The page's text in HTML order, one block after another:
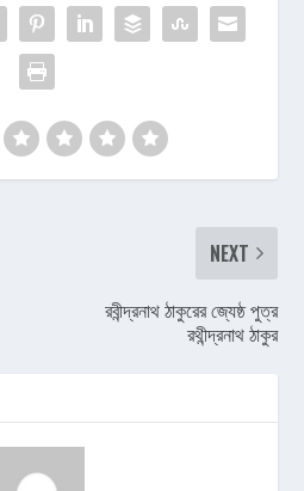
NEXT
রবীন্দ্রনাথ ঠাকুরের জ্যেষ্ঠ পুত্র
রথীন্দ্রনাথ ঠাকুর